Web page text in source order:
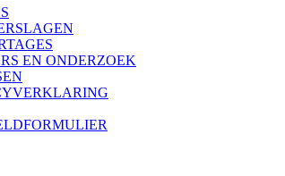
EN ONDERZOEK